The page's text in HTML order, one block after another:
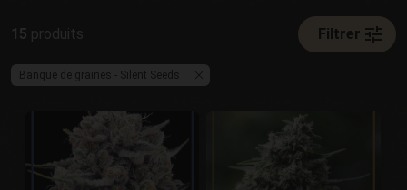
15 produits Filtrer tune
Banque de graines - Silent Seeds